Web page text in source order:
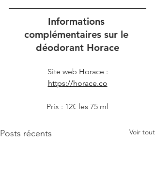
Informations
complémentaires sur le
déodorant Horace
Site web Horace :
https://horace.co
Prix : 12€ les 75 ml
Posts récents Voir tout